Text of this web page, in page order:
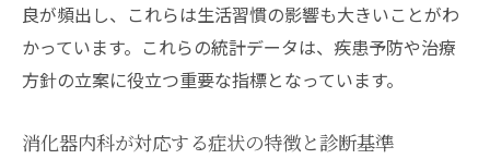
良が頻出し、これらは生活習慣の影響も大きいことがわ
かっています。これらの統計データは、疾患予防や治療
方針の立案に役立つ重要な指標となっています。
消化器内科が対応する症状の特徴と診断基準